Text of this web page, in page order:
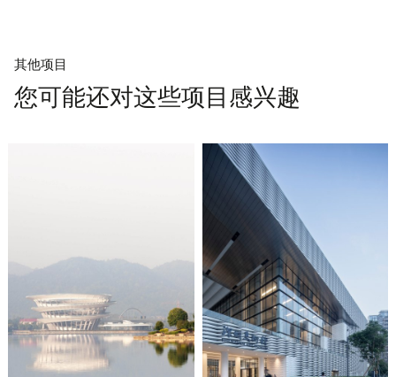
其他项目
您可能还对这些项目感兴趣